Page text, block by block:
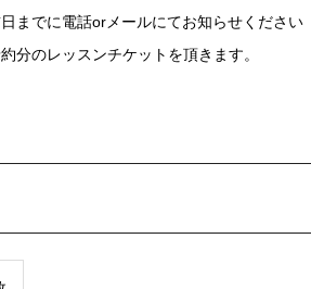
でに電話orメールにてお知らせください
のレッスンチケットを頂きます。